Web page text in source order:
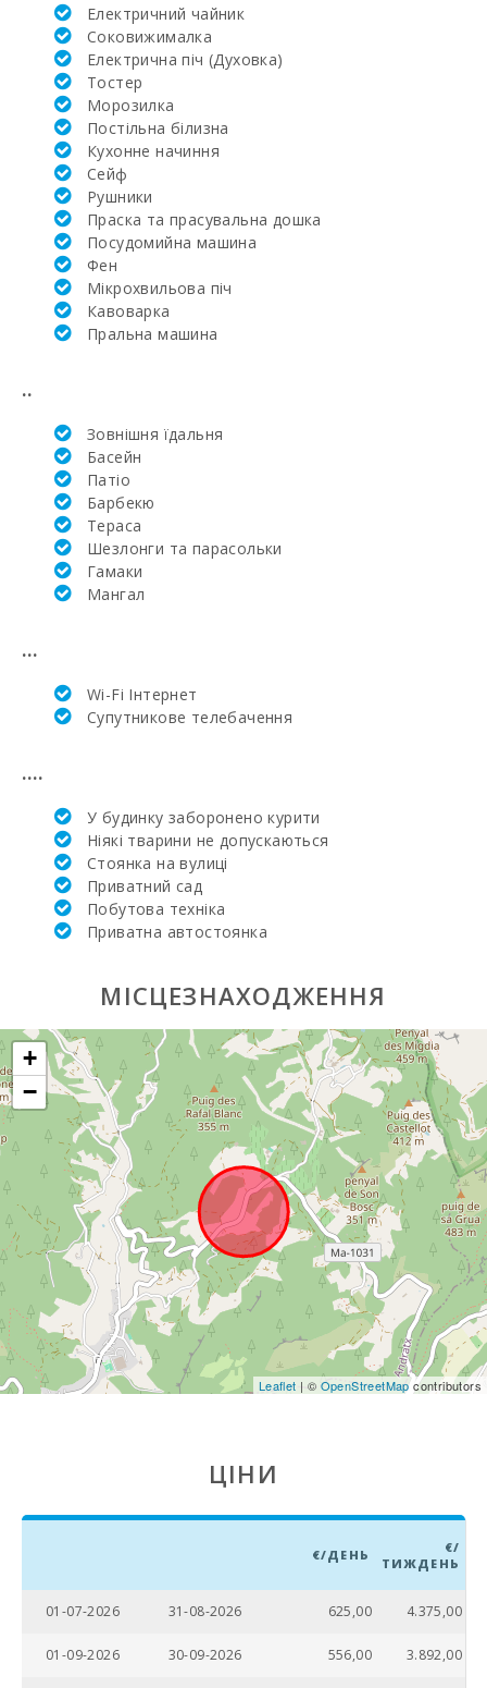
Клініка Сон
Еспасесс в
Пальма-де-
Майорка (км):
Супермаркет
LIDL (км):
Супермаркет
Водні види
спорту (км):
ПАРК МАЙОРКА
ДЖУНГЛІ (км):
Парк Катманду
Парк розваг -
Акваріум
Пальма (км):
Марінеленд-
Майорка (км):
Пляж Сант
Відстань до
Місто Алкудія
Відстань до
Пaром - порт
Пальми(км):
Залізнична
станція в Пальмі
- проміжна
зупинка (км):
Відстань до
аеропорту (км):
Зона для
барбекю:
Будинок для
барбекю:
Душ біля
басейну:
Приватний
басейн з
терасою для
загоряння:
Кухня:
Туалети:
туалет, біде,
ванна:
Електричний чайник
Соковижималка
Електрична піч (Духовка)
Тостер
Mорозилка
Постільна білизна
Кухонне начиння
Cейф
Рушники
Праска та прасувальна дошка
Посудомийна машина
Фен
Мікрохвильова піч
Кавоварка
Пральна машина
..
Зовнішня їдальня
Басейн
Патіо
Барбекю
Тераса
Шезлонги та парасольки
Гамаки
Mангал
...
Wi-Fi Інтернет
Супутникове телебачення
....
У будинку заборонено курити
Ніякі тварини не допускаються
Стоянка на вулиці
Приватний сад
Побутова техніка
Приватна автостоянка
МІСЦЕЗНАХОДЖЕННЯ
+
−
Leaflet | © OpenStreetMapcontributors
ЦІНИ
€/ДЕНЬ
€/
ТИЖДЕНЬ
01-07-2026 31-08-2026 625,00 4.375,00
01-09-2026 30-09-2026 556,00 3.892,00